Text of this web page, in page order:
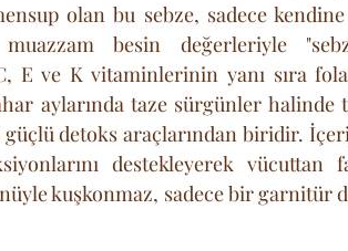
olan bu sebze, sadece
muazzam besin değerleriyle
E ve K vitaminlerinin yanı sıra
aylarında taze sürgünler halinde
güçlü detoks araçlarından biridir.
destekleyerek vücuttan
kuşkonmaz, sadece bir garnitür